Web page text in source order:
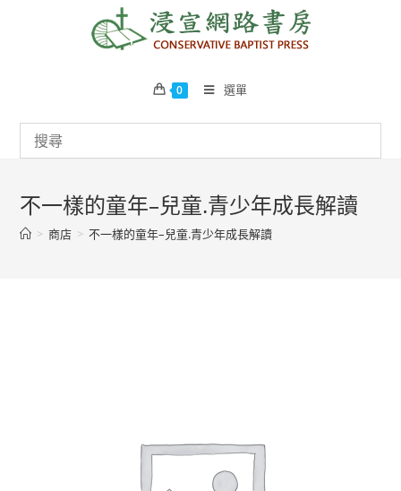
0 選單
不一樣的童年–兒童.青少年成長解讀
> 商店 > 不一樣的童年–兒童.青少年成長解讀